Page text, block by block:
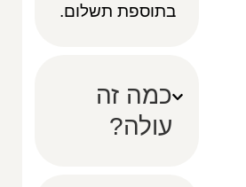
בתוספת תשלום.
כמה זה
עולה?